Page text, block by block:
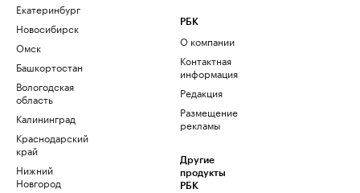
Екатеринбург
Новосибирск
Омск
Башкортостан
Вологодская
область
Калининград
Краснодарский
край
Нижний
Новгород
РБК
О компании
Контактная
информация
Редакция
Размещение
рекламы
Другие
продукты
РБК